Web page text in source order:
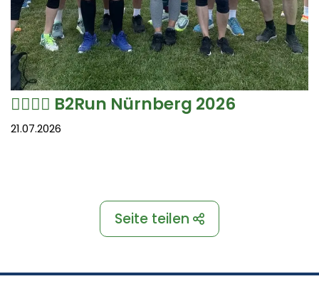
🏃‍♀️🏃‍♂️ B2Run Nürnberg 2026
21.07.2026
Seite teilen